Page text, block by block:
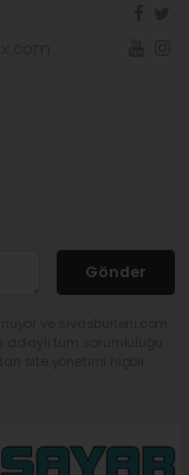
Gönder